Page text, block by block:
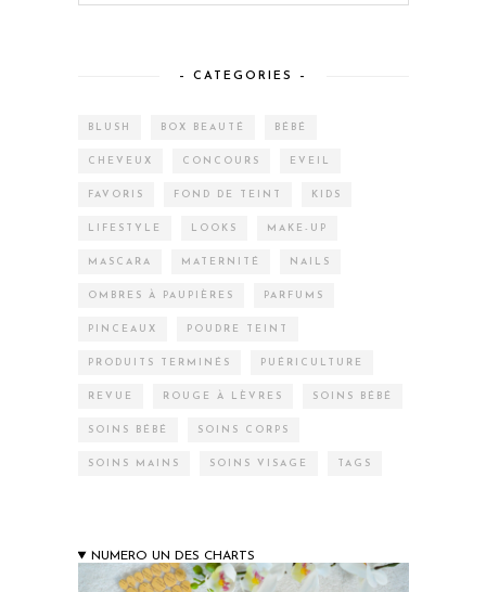
– CATEGORIES –
BLUSH BOX BEAUTÉ BÉBÉ
CHEVEUX CONCOURS EVEIL
FAVORIS FOND DE TEINT KIDS
LIFESTYLE LOOKS MAKE-UP
MASCARA MATERNITÉ NAILS
OMBRES À PAUPIÈRES PARFUMS
PINCEAUX POUDRE TEINT
PRODUITS TERMINÉS PUÉRICULTURE
REVUE ROUGE À LÈVRES SOINS BÉBÉ
SOINS BÉBÉ SOINS CORPS
SOINS MAINS SOINS VISAGE TAGS
NUMERO UN DES CHARTS